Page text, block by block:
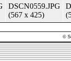
DSCN0559.JPG
(567 x 425)
©